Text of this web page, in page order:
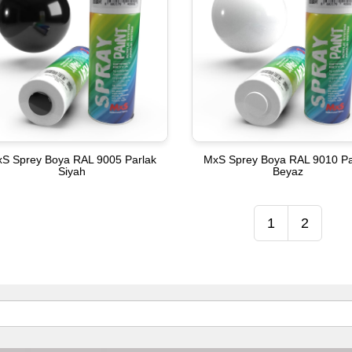
Sprey Boya RAL 9005 Parlak
Siyah
MxS Sprey Boya RAL 9010
Beyaz
1 2